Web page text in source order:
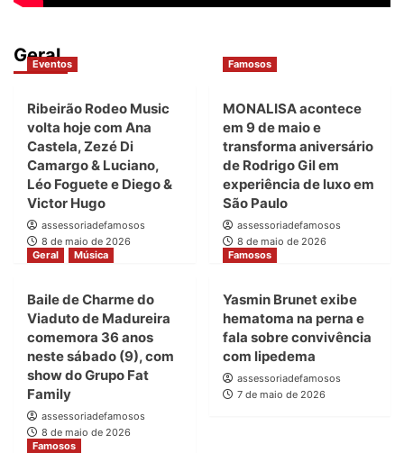
Geral
Eventos
Ribeirão Rodeo Music
volta hoje com Ana
Castela, Zezé Di
Camargo & Luciano,
Léo Foguete e Diego &
Victor Hugo
assessoriadefamosos
8 de maio de 2026
Famosos
MONALISA acontece
em 9 de maio e
transforma aniversário
de Rodrigo Gil em
experiência de luxo em
São Paulo
assessoriadefamosos
8 de maio de 2026
Geral
Música
Baile de Charme do
Viaduto de Madureira
comemora 36 anos
neste sábado (9), com
show do Grupo Fat
Family
assessoriadefamosos
8 de maio de 2026
Famosos
Yasmin Brunet exibe
hematoma na perna e
fala sobre convivência
com lipedema
assessoriadefamosos
7 de maio de 2026
Famosos